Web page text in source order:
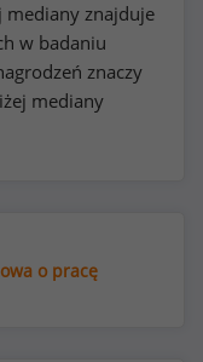
mediany znajduje
w badaniu
znaczy
mediany
o pracę